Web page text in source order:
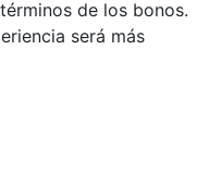
de los bonos.
será más